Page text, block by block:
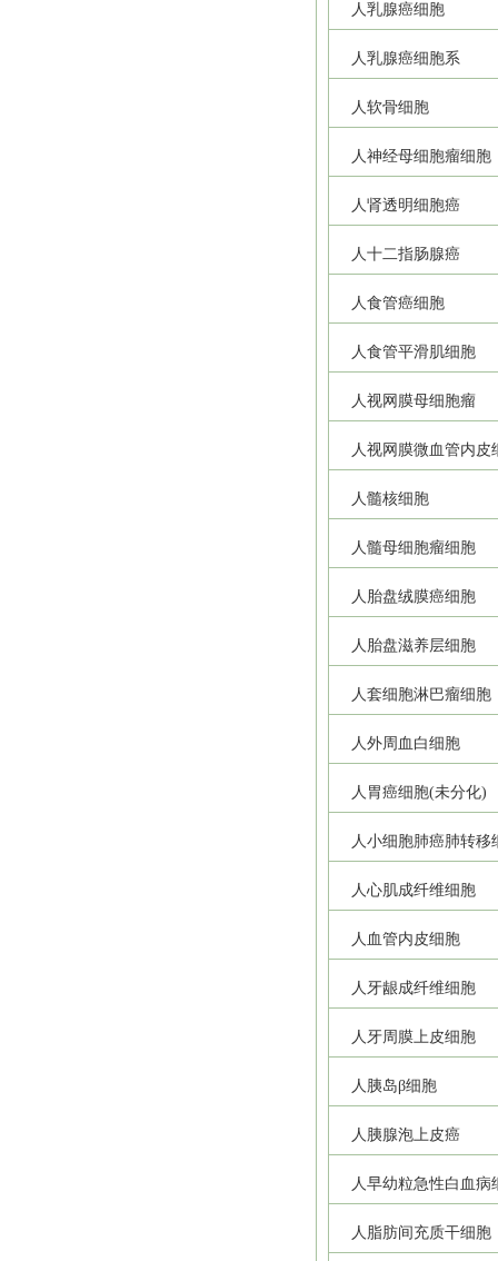
人乳腺癌细胞
人乳腺癌细胞系
人软骨细胞
人神经母细胞瘤细胞
人肾透明细胞癌
人十二指肠腺癌
人食管癌细胞
人食管平滑肌细胞
人视网膜母细胞瘤
人视网膜微血管内皮
人髓核细胞
人髓母细胞瘤细胞
人胎盘绒膜癌细胞
人胎盘滋养层细胞
人套细胞淋巴瘤细胞
人外周血白细胞
人胃癌细胞(未分化)
人小细胞肺癌肺转移
人心肌成纤维细胞
人血管内皮细胞
人牙龈成纤维细胞
人牙周膜上皮细胞
人胰岛β细胞
人胰腺泡上皮癌
人早幼粒急性白血病
人脂肪间充质干细胞